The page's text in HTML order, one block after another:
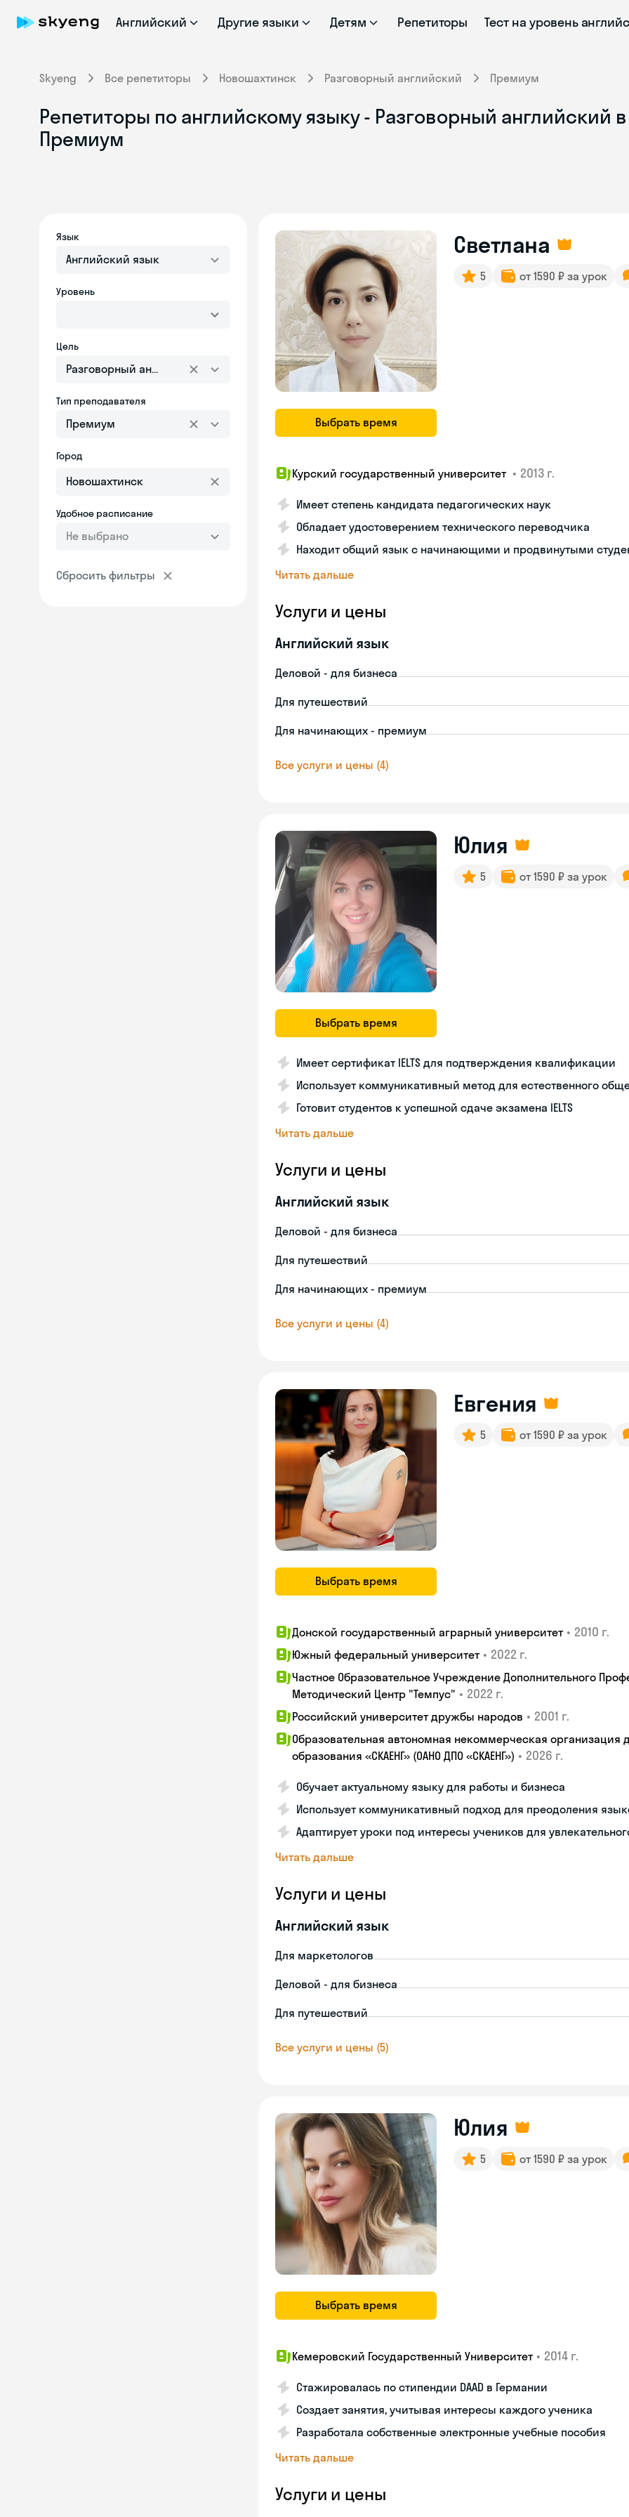
Английский Другие языки Детям Репетиторы Тест на уровень
Skyeng Все репетиторы Новошахтинск Разговорный английский Премиум
Репетиторы по английскому языку - Разговорный английский
Премиум
Язык
Английский язык
Уровень
Цель
Разговорный английский
Тип преподавателя
Премиум
Город
Удобное расписание
Не выбрано
Сбросить фильтры
Выбрать время
Светлана
5 от 1590 ₽ за урок
Курский государственный университет • 2013 г.
Имеет степень кандидата педагогических наук
Обладает удостоверением технического переводчика
Находит общий язык с начинающими и продвинутыми
Читать дальше
Услуги и цены
Английский язык
Деловой - для бизнеса
Для путешествий
Для начинающих - премиум
Все услуги и цены (4)
Выбрать время
Юлия
5 от 1590 ₽ за урок
Имеет сертификат IELTS для подтверждения квалификации
Использует коммуникативный метод для естественного
Готовит студентов к успешной сдаче экзамена IELTS
Читать дальше
Услуги и цены
Английский язык
Деловой - для бизнеса
Для путешествий
Для начинающих - премиум
Все услуги и цены (4)
Выбрать время
Евгения
5 от 1590 ₽ за урок
Донской государственный аграрный университет • 2010 г.
Южный федеральный университет • 2022 г.
Частное Образовательное Учреждение Дополнительного
Методический Центр "Темпус" • 2022 г.
Российский университет дружбы народов • 2001 г.
Образовательная автономная некоммерческая организация
образования «СКАЕНГ» (ОАНО ДПО «СКАЕНГ») • 2026 г.
Обучает актуальному языку для работы и бизнеса
Использует коммуникативный подход для преодоления
Адаптирует уроки под интересы учеников для
Читать дальше
Услуги и цены
Английский язык
Для маркетологов
Деловой - для бизнеса
Для путешествий
Все услуги и цены (5)
Выбрать время
Юлия
5 от 1590 ₽ за урок
Кемеровский Государственный Университет • 2014 г.
Стажировалась по стипендии DAAD в Германии
Создает занятия, учитывая интересы каждого ученика
Разработала собственные электронные учебные пособия
Читать дальше
Услуги и цены